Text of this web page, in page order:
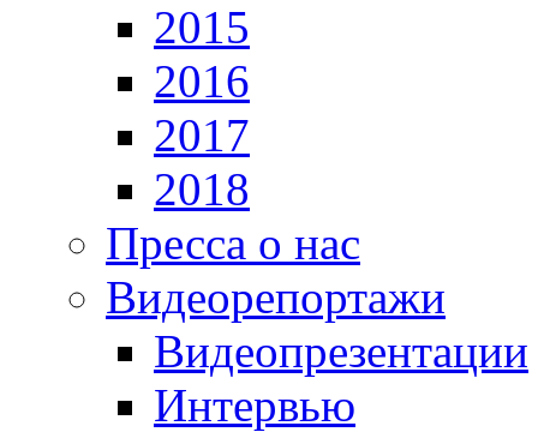
2015
2016
2017
2018
Пресса о нас
Видеорепортажи
Видеопрезентации
Интервью